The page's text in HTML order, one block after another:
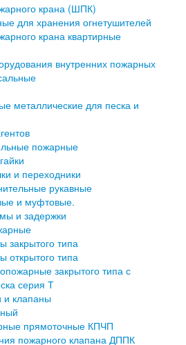
крана (ШПК)
для хранения огнетушителей
крана квартирные
внутренних пожарных
металлические для песка и
пожарные
и переходники
рукавные
и муфтовые.
и задержки
типа
типа
закрытого типа с
серия Т
и клапаны
прямоточные КПЧП
пожарного клапана ДППК